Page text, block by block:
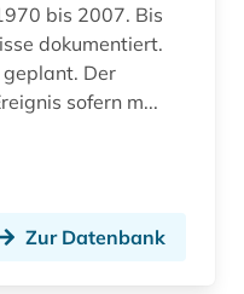
geschichte &lt;1946-1996&gt; (1)
1960 (1)
geschichte 1832-2006 (1)
bis 2007. Bis
dokumentiert.
geplant. Der
sofern m...
Zur Datenbank